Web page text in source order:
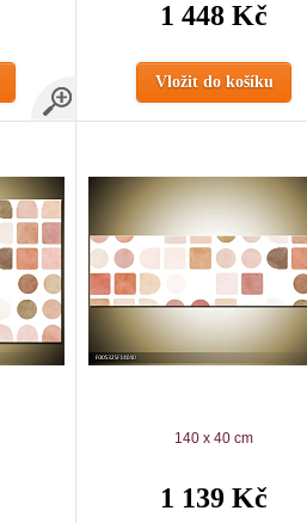
1 448 Kč
Vložit do košíku
140 x 40 cm
1 139 Kč